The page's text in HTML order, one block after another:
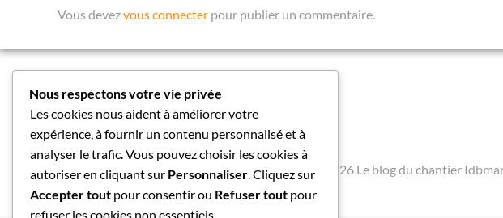
Vous devezvous connecter pour publier un commentaire.
© 2026 Le blog du chantier
Nous respectons votre vie privée
Les cookies nous aident à améliorer votre
expérience, à fournir un contenu personnalisé et à
analyser le trafic. Vous pouvez choisir les cookies à
autoriser en cliquant sur Personnaliser. Cliquez sur
Accepter tout pour consentir ou Refuser tout pour
refuser les cookies non essentiels.